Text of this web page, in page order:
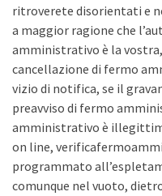
ritroverete disorientati e
a maggior ragione che
amministrativo è la
cancellazione di fermo
vizio di notifica, se il
preavviso di fermo
amministrativo è
on line,
programmato
comunque nel vuoto,